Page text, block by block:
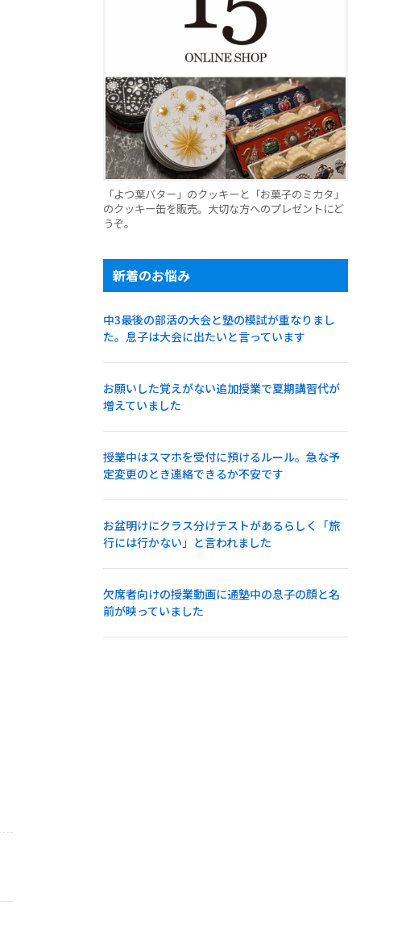
「よつ葉バター」のクッキーと「お菓子のミカタ」
のクッキー缶を販売。大切な方へのプレゼントにど
うぞ。
新着のお悩み
中3最後の部活の大会と塾の模試が重なりまし
た。息子は大会に出たいと言っています
お願いした覚えがない追加授業で夏期講習代が
増えていました
授業中はスマホを受付に預けるルール。急な予
定変更のとき連絡できるか不安です
お盆明けにクラス分けテストがあるらしく「旅
行には行かない」と言われました
欠席者向けの授業動画に通塾中の息子の顔と名
前が映っていました